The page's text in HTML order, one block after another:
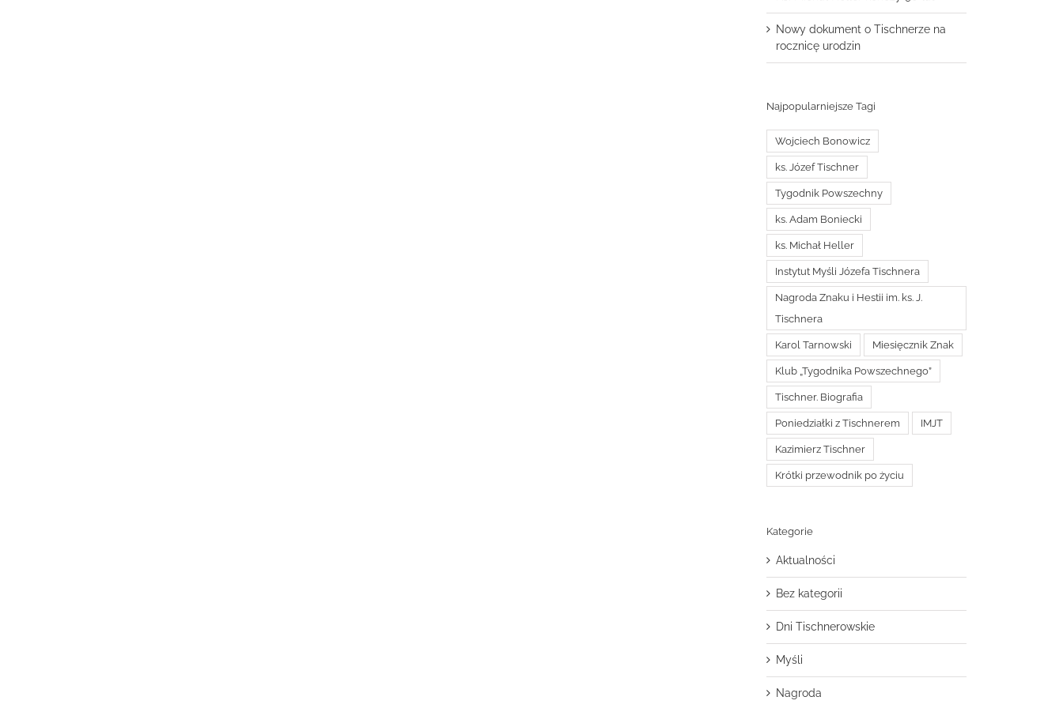
Nowy dokument o Tischnerze na
rocznicę urodzin
Najpopularniejsze Tagi
Wojciech Bonowicz
ks. Józef Tischner
Tygodnik Powszechny
ks. Adam Boniecki
ks. Michał Heller
Instytut Myśli Józefa Tischnera
Nagroda Znaku i Hestii im. ks. J.
Tischnera
Karol Tarnowski Miesięcznik Znak
Klub „Tygodnika Powszechnego”
Tischner. Biografia
Poniedziałki z Tischnerem IMJT
Kazimierz Tischner
Krótki przewodnik po życiu
Kategorie
Aktualności
Bez kategorii
Dni Tischnerowskie
Myśli
Nagroda